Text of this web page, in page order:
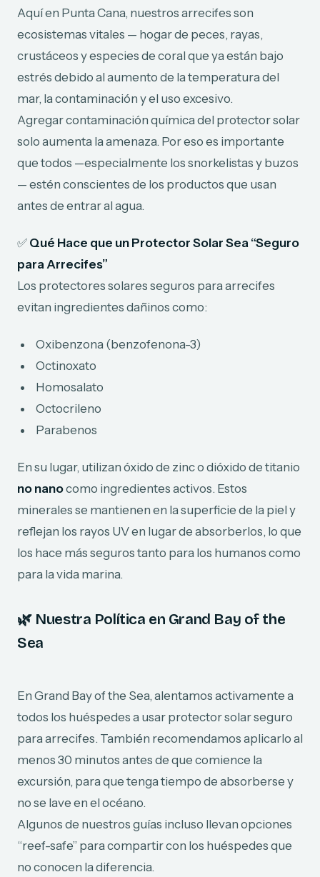
Aquí en Punta Cana, nuestros arrecifes son
ecosistemas vitales — hogar de peces, rayas,
crustáceos y especies de coral que ya están bajo
estrés debido al aumento de la temperatura del
mar, la contaminación y el uso excesivo.
Agregar contaminación química del protector solar
solo aumenta la amenaza. Por eso es importante
que todos —especialmente los snorkelistas y buzos
— estén conscientes de los productos que usan
antes de entrar al agua.
✅ Qué Hace que un Protector Solar Sea “Seguro
para Arrecifes”
Los protectores solares seguros para arrecifes
evitan ingredientes dañinos como:
Oxibenzona (benzofenona-3)
Octinoxato
Homosalato
Octocrileno
Parabenos
En su lugar, utilizan óxido de zinc o dióxido de titanio
no nanocomo ingredientes activos. Estos
minerales se mantienen en la superficie de la piel y
reflejan los rayos UV en lugar de absorberlos, lo que
los hace más seguros tanto para los humanos como
para la vida marina.
🌿 Nuestra Política en Grand Bay of the
Sea
En Grand Bay of the Sea, alentamos activamente a
todos los huéspedes a usar protector solar seguro
para arrecifes. También recomendamos aplicarlo al
menos 30 minutos antes de que comience la
excursión, para que tenga tiempo de absorberse y
no se lave en el océano.
Algunos de nuestros guías incluso llevan opciones
“reef-safe” para compartir con los huéspedes que
no conocen la diferencia.